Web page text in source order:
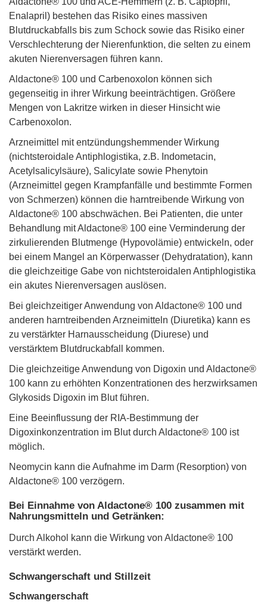
Enalapril) bestehen das Risiko eines massiven
Blutdruckabfalls bis zum Schock sowie das Risiko einer
Verschlechterung der Nierenfunktion, die selten zu einem
akuten Nierenversagen führen kann.
Aldactone® 100 und Carbenoxolon können sich
gegenseitig in ihrer Wirkung beeinträchtigen. Größere
Mengen von Lakritze wirken in dieser Hinsicht wie
Carbenoxolon.
Arzneimittel mit entzündungshemmender Wirkung
(nichtsteroidale Antiphlogistika, z.B. Indometacin,
Acetylsalicylsäure), Salicylate sowie Phenytoin
(Arzneimittel gegen Krampfanfälle und bestimmte Formen
von Schmerzen) können die harntreibende Wirkung von
Aldactone® 100 abschwächen. Bei Patienten, die unter
Behandlung mit Aldactone® 100 eine Verminderung der
zirkulierenden Blutmenge (Hypovolämie) entwickeln, oder
bei einem Mangel an Körperwasser (Dehydratation), kann
die gleichzeitige Gabe von nichtsteroidalen Antiphlogistika
ein akutes Nierenversagen auslösen.
Bei gleichzeitiger Anwendung von Aldactone® 100 und
anderen harntreibenden Arzneimitteln (Diuretika) kann es
zu verstärkter Harnausscheidung (Diurese) und
verstärktem Blutdruckabfall kommen.
Die gleichzeitige Anwendung von Digoxin und Aldactone®
100 kann zu erhöhten Konzentrationen des herzwirksamen
Glykosids Digoxin im Blut führen.
Eine Beeinflussung der RIA-Bestimmung der
Digoxinkonzentration im Blut durch Aldactone® 100 ist
möglich.
Neomycin kann die Aufnahme im Darm (Resorption) von
Aldactone® 100 verzögern.
Bei Einnahme von Aldactone® 100 zusammen mit
Nahrungsmitteln und Getränken:
Durch Alkohol kann die Wirkung von Aldactone® 100
verstärkt werden.
Schwangerschaft und Stillzeit
Schwangerschaft